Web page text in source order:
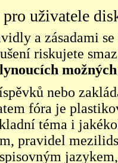
pro uživatele
a zásadami
riskujete
nebo
fóra je
téma i
pravidel